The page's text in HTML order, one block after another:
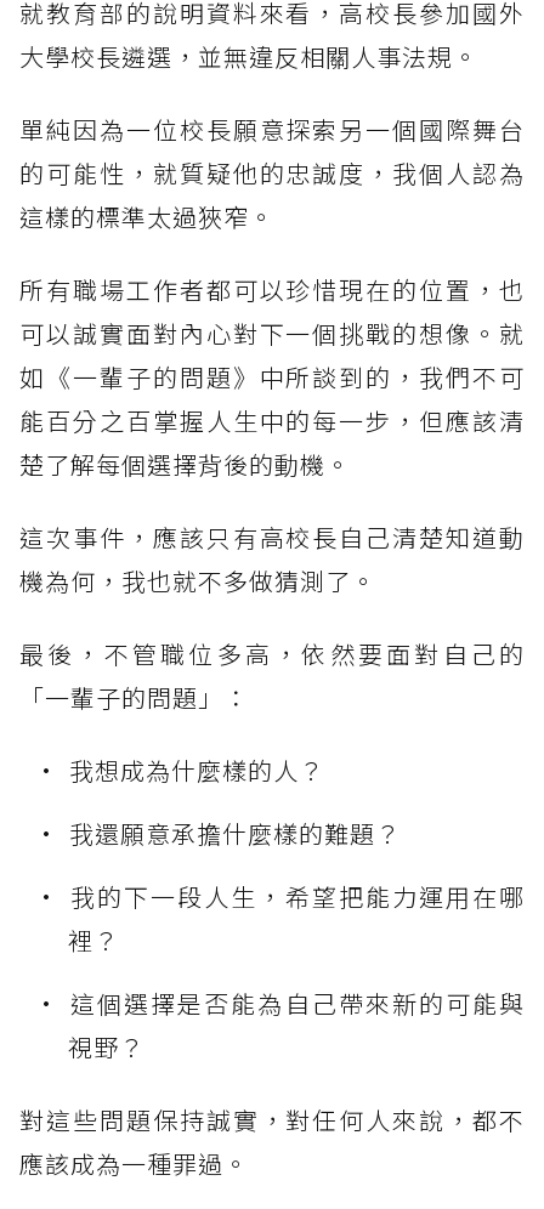
就教育部的說明資料來看，高校長參加國外
大學校長遴選，並無違反相關人事法規。
單純因為一位校長願意探索另一個國際舞台
的可能性，就質疑他的忠誠度，我個人認為
這樣的標準太過狹窄。
所有職場工作者都可以珍惜現在的位置，也
可以誠實面對內心對下一個挑戰的想像。就
如《一輩子的問題》中所談到的，我們不可
能百分之百掌握人生中的每一步，但應該清
楚了解每個選擇背後的動機。
這次事件，應該只有高校長自己清楚知道動
機為何，我也就不多做猜測了。
最後，不管職位多高，依然要面對自己的
「一輩子的問題」：
我想成為什麼樣的人？
我還願意承擔什麼樣的難題？
我的下一段人生，希望把能力運用在哪
裡？
這個選擇是否能為自己帶來新的可能與
視野？
對這些問題保持誠實，對任何人來說，都不
應該成為一種罪過。